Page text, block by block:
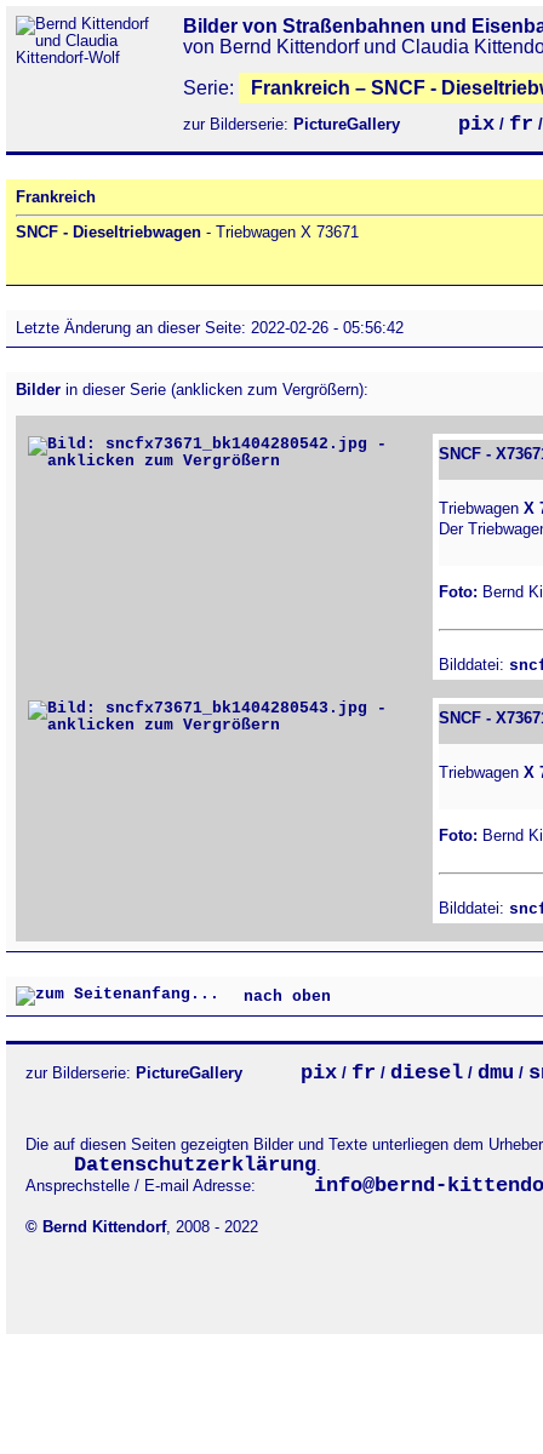
Bilder von Straßenbahnen und
von Bernd Kittendorf und Claudia
Serie:
Frankreich – SNCF -
zur Bilderserie: PictureGallery pix / fr
Frankreich
SNCF - Dieseltriebwagen - Triebwagen X 73671
Letzte Änderung an dieser Seite: 2022-02-26 - 05:56:42
Bilder in dieser Serie (anklicken zum Vergrößern):
SNCF -
Triebwagen X
Der
Foto: Bernd
Bilddatei:
SNCF -
Triebwagen X
Foto: Bernd
Bilddatei:
nach oben
zur Bilderserie: PictureGallery pix / fr / diesel / dmu /
Die auf diesen Seiten gezeigten Bilder und Texte unterliegen dem
Datenschutzerklärung.
Ansprechstelle / E-mail Adresse:
info@bernd-
© Bernd Kittendorf, 2008 - 2022